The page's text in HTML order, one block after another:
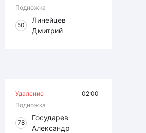
Подножка
50
Линейцев
Дмитрий
Удаление
02:00
Подножка
78
Государев
Александр